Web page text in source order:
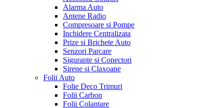
Alarma Auto
Antene Radio
Compresoare si Pompe
Inchidere Centralizata
Prize si Brichete Auto
Senzori Parcare
Sigurante si Conectori
Sirene si Claxoane
Folii Auto
Folie Deco Trimuri
Folii Carbon
Folii Colantare